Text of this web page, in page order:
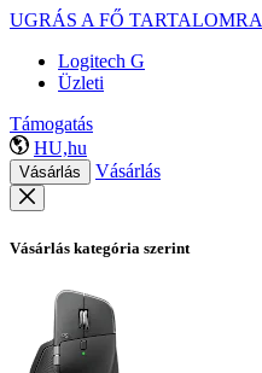
UGRÁS A FŐ TARTALOMRA
Logitech G
Üzleti
Támogatás
HU,hu
Vásárlás Vásárlás
Vásárlás kategória szerint